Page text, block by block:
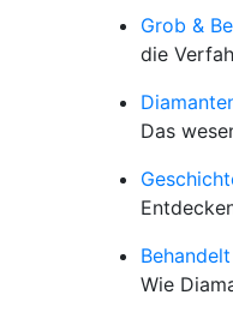
Grob &
die
Das
Wie